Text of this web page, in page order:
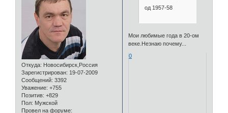
Откуда: Новосибирск,Россия
Зарегистрирован: 19-07-2009
Сообщений: 3392
Уважение: +755
Позитив: +829
Пол: Мужской
Провел на форуме:
од 1957-58
Мои любимые года в 20-ом
веке.Незнаю почему...
0